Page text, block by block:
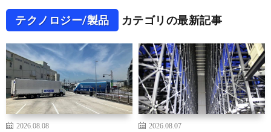
テクノロジー/製品 カテゴリの最新記事
2026.08.08
2026.08.07